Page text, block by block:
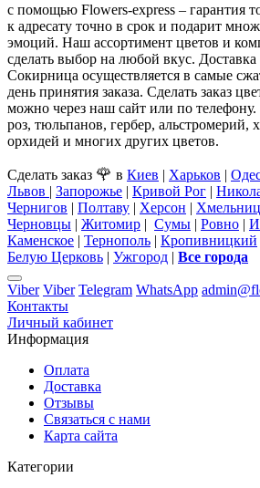
с помощью Flowers-express – гарантия
к адресату точно в срок и подарит
эмоций. Наш ассортимент цветов и
сделать выбор на любой вкус. Доставка
Сокирница осуществляется в самые
день принятия заказа. Сделать заказ
можно через наш сайт или по телефону.
роз, тюльпанов, гербер, альстромерий,
орхидей и многих других цветов.
Сделать заказ 🌹 в Киев | Харьков |
Львов | Запорожье | Кривой Рог |
Чернигов | Полтаву | Херсон |
Черновцы | Житомир | Сумы | Ровно |
Каменское | Тернополь | Кропивницкий
Белую Церковь | Ужгород | Все города
Viber Viber Telegram WhatsApp
Контакты
Личный кабинет
Информация
Оплата
Доставка
Отзывы
Связаться с нами
Карта сайта
Категории